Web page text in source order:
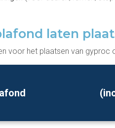
laten
voor het plaatsen van gyproc